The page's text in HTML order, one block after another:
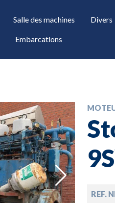
Salle des machines Divers
Embarcations
REF.